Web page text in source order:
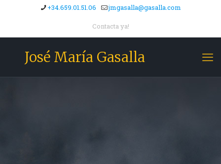
+34.659.01.51.06 jmgasalla@gasalla.com
Contacta ya!
José María Gasalla